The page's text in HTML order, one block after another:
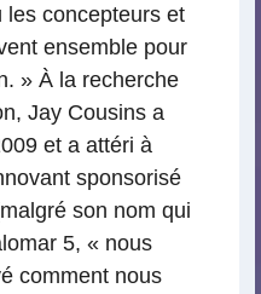
les concepteurs et
ensemble pour
» À la recherche
Jay Cousins a
et a attéri à
sponsorisé
son nom qui
5, « nous
comment nous